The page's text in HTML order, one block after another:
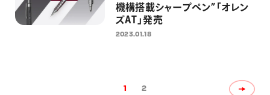
機構搭載シャープペン”「オレン
ズAT」発売
2023.01.18
1 2